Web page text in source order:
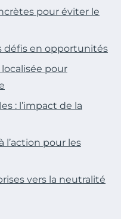
pour éviter le
défis en opportunités
pour
: l’impact de la
l’action pour les
vers la neutralité